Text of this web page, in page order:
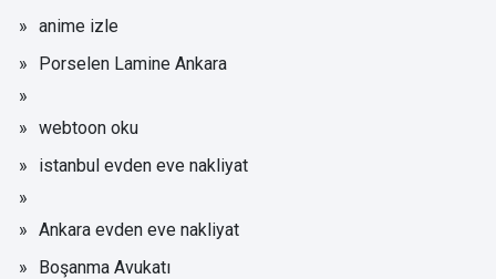
anime izle
Porselen Lamine Ankara
webtoon oku
istanbul evden eve nakliyat
Ankara evden eve nakliyat
Boşanma Avukatı